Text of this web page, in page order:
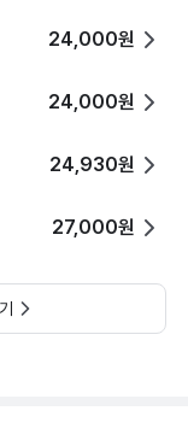
24,000원
24,000원
24,930원
27,000원